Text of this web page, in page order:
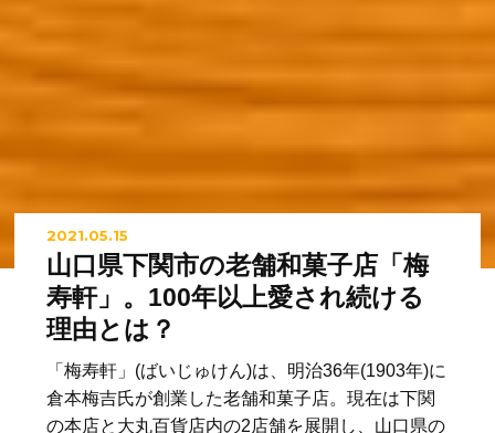
2021.05.15
山口県下関市の老舗和菓子店「梅
寿軒」。100年以上愛され続ける
理由とは？
「梅寿軒」(ばいじゅけん)は、明治36年(1903年)に
倉本梅吉氏が創業した老舗和菓子店。現在は下関
の本店と大丸百貨店内の2店舗を展開し、山口県の